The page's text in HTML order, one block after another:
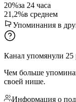
20%за 24 часа
21,2%в среднем
Упоминания в
Канал упомянули 25
Чем больше
своей нише.
Информация о